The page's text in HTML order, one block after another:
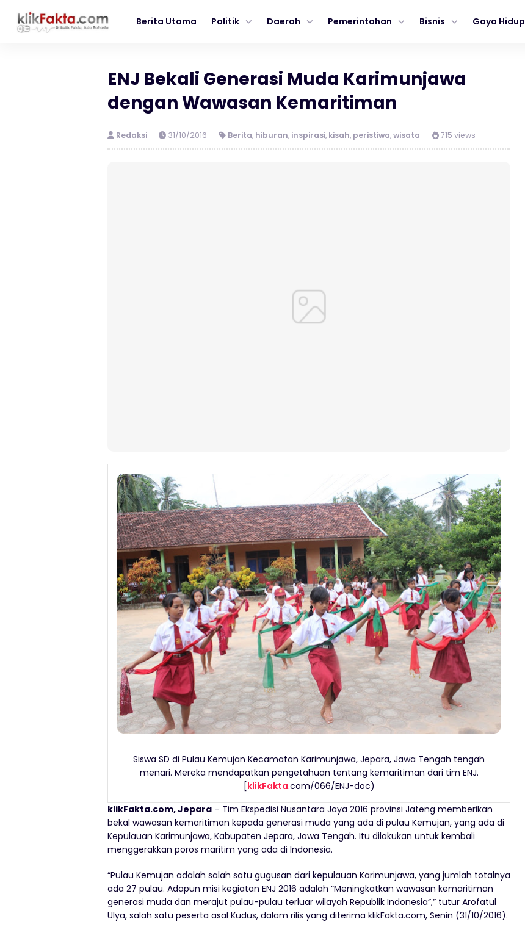
Berita Utama Politik Daerah Pemerintahan Bisnis Gaya Hidup
ENJ Bekali Generasi Muda Karimunjawa
dengan Wawasan Kemaritiman
Redaksi 31/10/2016 Berita, hiburan, inspirasi, kisah, peristiwa,wisata 715 views
Siswa SD di Pulau Kemujan Kecamatan Karimunjawa, Jepara, Jawa Tengah tengah
menari. Mereka mendapatkan pengetahuan tentang kemaritiman dari tim ENJ.
[klikFakta.com/066/ENJ-doc)
klikFakta.com, Jepara – Tim Ekspedisi Nusantara Jaya 2016 provinsi Jateng memberikan
bekal wawasan kemaritiman kepada generasi muda yang ada di pulau Kemujan, yang ada di
Kepulauan Karimunjawa, Kabupaten Jepara, Jawa Tengah. Itu dilakukan untuk kembali
menggerakkan poros maritim yang ada di Indonesia.
“Pulau Kemujan adalah salah satu gugusan dari kepulauan Karimunjawa, yang jumlah totalnya
ada 27 pulau. Adapun misi kegiatan ENJ 2016 adalah “Meningkatkan wawasan kemaritiman
generasi muda dan merajut pulau-pulau terluar wilayah Republik Indonesia”,” tutur Arofatul
Ulya, salah satu peserta asal Kudus, dalam rilis yang diterima klikFakta.com, Senin (31/10/2016).